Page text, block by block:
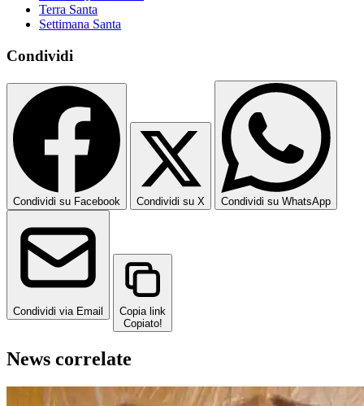
Terra Santa
Settimana Santa
Condividi
Condividi su Facebook Condividi su X Condividi su WhatsApp
Condividi via Email
Copia link
Copiato!
News correlate